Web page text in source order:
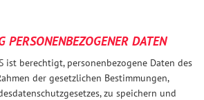
PERSONENBEZOGENER DATEN
ist berechtigt, personenbezogene Daten des
der gesetzlichen Bestimmungen,
zu speichern und